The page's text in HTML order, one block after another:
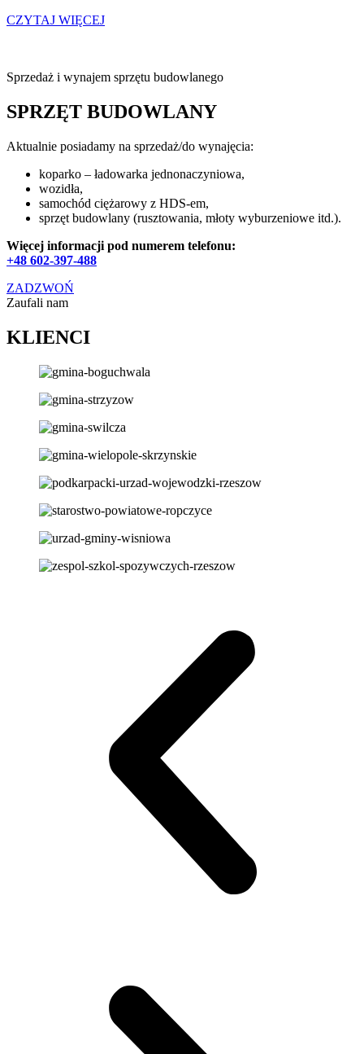
CZYTAJ WIĘCEJ
Sprzedaż i wynajem sprzętu budowlanego
SPRZĘT BUDOWLANY
Aktualnie posiadamy na sprzedaż/do wynajęcia:
koparko – ładowarka jednonaczyniowa,
wozidła,
samochód ciężarowy z HDS-em,
sprzęt budowlany (rusztowania, młoty wyburzeniowe itd.).
Więcej informacji pod numerem telefonu:
+48 602-397-488
ZADZWOŃ
Zaufali nam
KLIENCI